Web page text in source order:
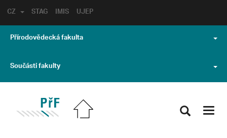
STAG IMIS UJEP
CZ
Přírodovědecká fakulta
Součásti fakulty